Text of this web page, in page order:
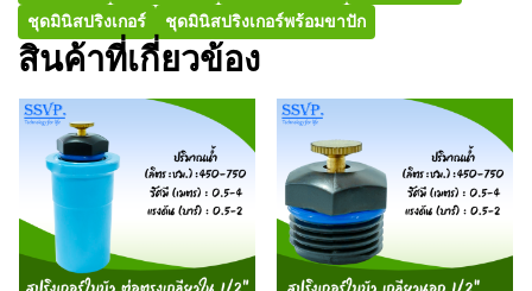
ชุดมินิสปริงเกอร์
ชุดมินิสปริงเกอร์พร้อมขาปัก
สินค้าที่เกี่ยวข้อง